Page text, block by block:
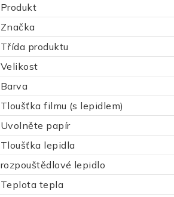
Produkt
Značka
Třída produktu
Velikost
Barva
Tloušťka filmu (s lepidlem)
Uvolněte papír
Tloušťka lepidla
rozpouštědlové lepidlo
Teplota tepla